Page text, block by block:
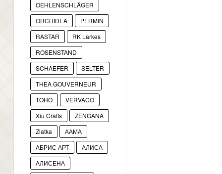
OEHLENSCHLÄGER
ORCHIDEA
PERMIN
RASTAR
RK Larkes
ROSENSTAND
SCHAEFER
SELTER
THEA GOUVERNEUR
TOHO
VERVACO
Xiu Crafts
ZENGANA
Zlatka
ААМА
АБРИС АРТ
АЛИСА
АЛИСЕНА